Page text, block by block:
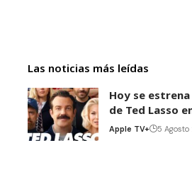
Las noticias más leídas
Hoy se
de Ted Lasso
Apple TV+ 5